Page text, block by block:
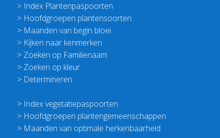
> Index Plantenpaspoorten
> Hoofdgroepen plantensoorten
> Maanden van begin bloei
> Kijken naar kenmerken
> Zoeken op Familienaam
> Zoeken op kleur
> Determineren
> Index vegetatiepaspoorten
> Hoofdgroepen plantengemeenschappen
> Maanden van optimale herkenbaarheid